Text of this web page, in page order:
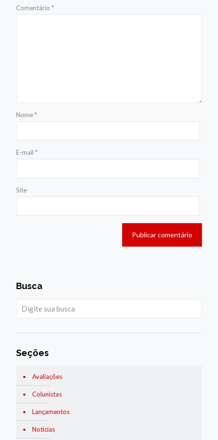
Comentário *
Nome*
E-mail *
Site
Busca
Seções
Avaliações
Colunistas
Lançamentos
Notícias